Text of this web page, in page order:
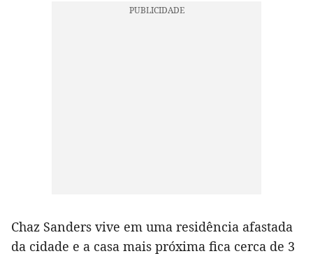
Chaz Sanders vive em uma residência afastada
da cidade e a casa mais próxima fica cerca de 3